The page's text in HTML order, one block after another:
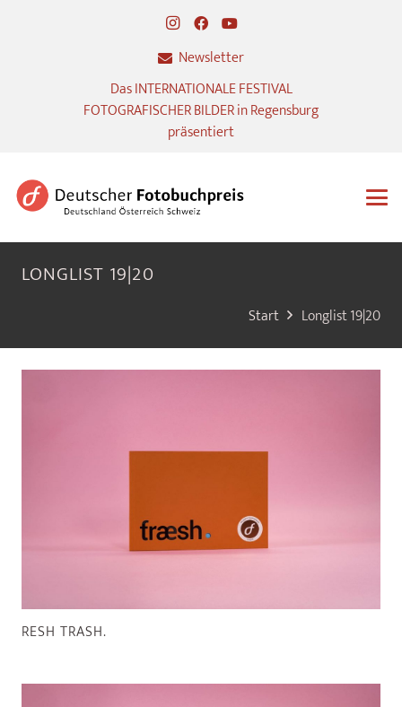
Newsletter
Das INTERNATIONALE FESTIVAL
FOTOGRAFISCHER BILDER in Regensburg
präsentiert
LONGLIST 19|20
Start Longlist 19|20
RESH TRASH.